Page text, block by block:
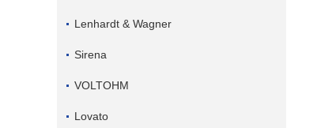
Lenhardt & Wagner
Sirena
VOLTOHM
Lovato